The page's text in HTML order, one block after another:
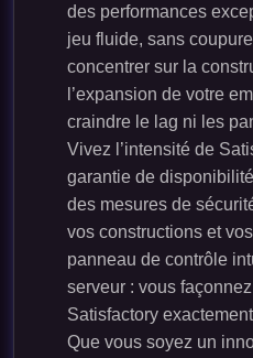
des performances
jeu fluide, sans
concentrer sur la
l’expansion de votre
craindre le lag ni les
Vivez l’intensité de
garantie de
des mesures de
vos constructions et
panneau de contrôle
serveur : vous
Satisfactory
Que vous soyez un